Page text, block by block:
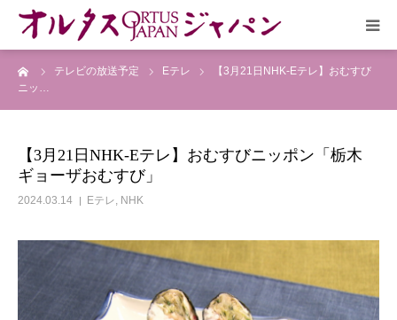
テレビの放送予定 Eテレ
【3月21日NHK-Eテレ】おむすび
ニッ…
【3月21日NHK-Eテレ】おむすびニッポン「栃木
ギョーザおむすび」
2024.03.14 Eテレ, NHK
HOME
作品リスト
企画実現部